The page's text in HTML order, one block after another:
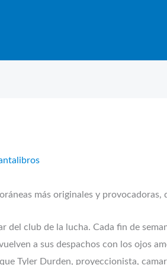
más originales y
del club de la lucha. Cada fin de
a sus despachos con los ojos
Tyler Durden, proyeccionista,